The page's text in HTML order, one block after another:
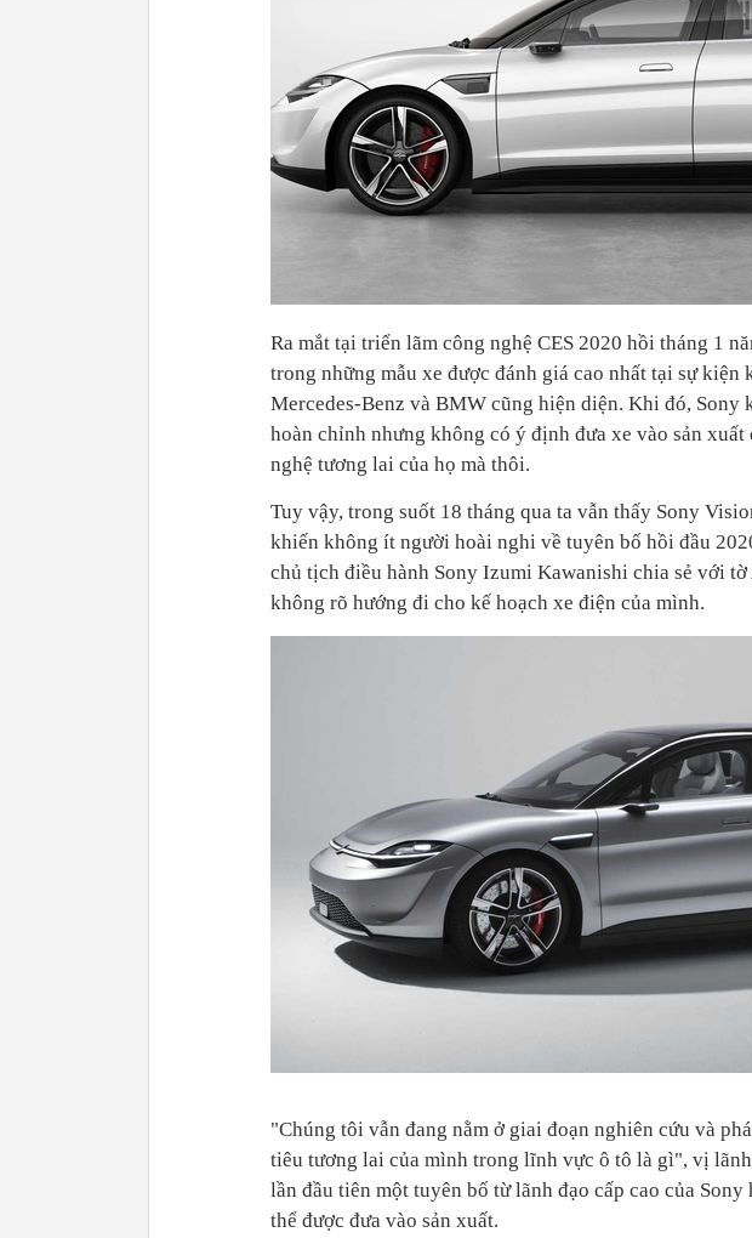
Ra mắt tại triển lãm công nghệ CES 2020 hồi tháng 1
trong những mẫu xe được đánh giá cao nhất tại sự
Mercedes-Benz và BMW cũng hiện diện. Khi đó, Sony
hoàn chỉnh nhưng không có ý định đưa xe vào sản
nghệ tương lai của họ mà thôi.
Tuy vậy, trong suốt 18 tháng qua ta vẫn thấy Sony
khiến không ít người hoài nghi về tuyên bố hồi đầu
chủ tịch điều hành Sony Izumi Kawanishi chia sẻ với
không rõ hướng đi cho kế hoạch xe điện của mình.
"Chúng tôi vẫn đang nằm ở giai đoạn nghiên cứu và
tiêu tương lai của mình trong lĩnh vực ô tô là gì", vị
lần đầu tiên một tuyên bố từ lãnh đạo cấp cao của
thể được đưa vào sản xuất.